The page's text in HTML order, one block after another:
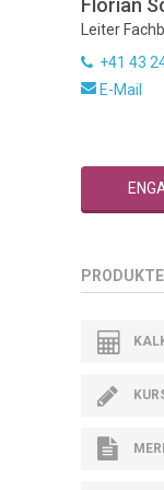
Florian
Leiter
+41 43
E-Mail